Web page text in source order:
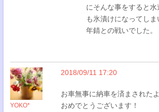
にそんな事をすると
も氷漬けになってし
年錆との戦いでした。
YOKO*
2018/09/11 17:20
お車無事に納車を済まされた
おめでとうございます！